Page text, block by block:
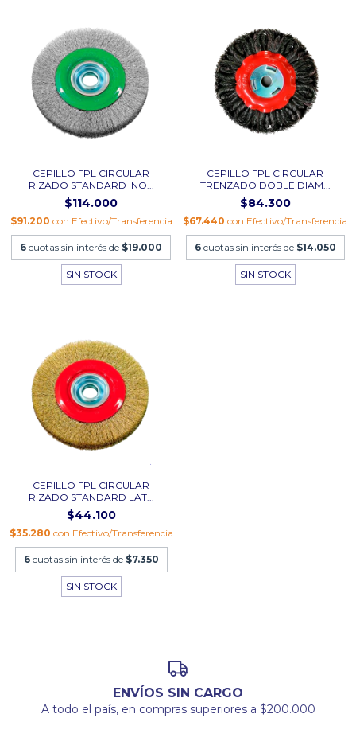
CEPILLO FPL CIRCULAR
RIZADO STANDARD INO...
$114.000
$91.200 con Efectivo/Transferencia
6 cuotas sin interés de $19.000
SIN STOCK
CEPILLO FPL CIRCULAR
TRENZADO DOBLE DIAM...
$84.300
$67.440 con Efectivo/Transferencia
6 cuotas sin interés de $14.050
SIN STOCK
CEPILLO FPL CIRCULAR
RIZADO STANDARD LAT...
$44.100
$35.280 con Efectivo/Transferencia
6 cuotas sin interés de $7.350
SIN STOCK
ENVÍOS SIN CARGO
A todo el país, en compras superiores a $200.000